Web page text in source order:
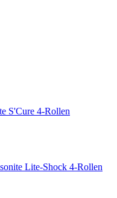
S'Cure 4-Rollen
Lite-Shock 4-Rollen